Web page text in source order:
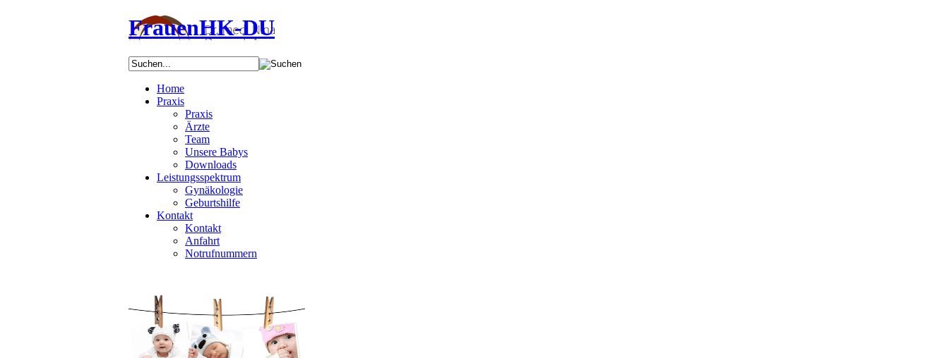
FrauenHK-DU
Home
Praxis
Praxis
Ärzte
Team
Unsere Babys
Downloads
Leistungsspektrum
Gynäkologie
Geburtshilfe
Kontakt
Kontakt
Anfahrt
Notrufnummern